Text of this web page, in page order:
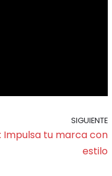
SIGUIENTE
Impulsa tu marca con
estilo